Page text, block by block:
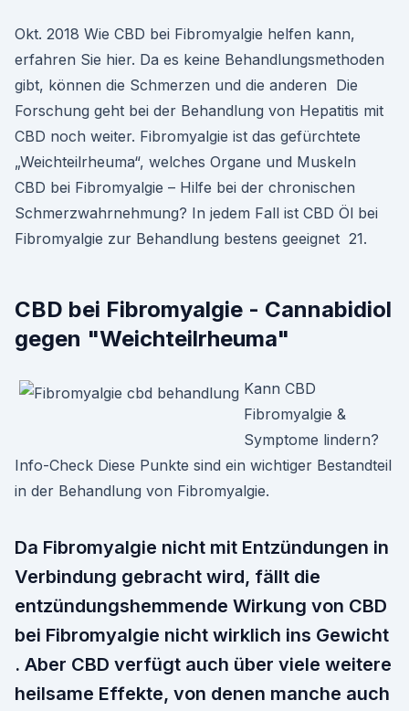
Okt. 2018 Wie CBD bei Fibromyalgie helfen kann,
erfahren Sie hier. Da es keine Behandlungsmethoden
gibt, können die Schmerzen und die anderen Die
Forschung geht bei der Behandlung von Hepatitis mit
CBD noch weiter. Fibromyalgie ist das gefürchtete
„Weichteilrheuma“, welches Organe und Muskeln
CBD bei Fibromyalgie – Hilfe bei der chronischen
Schmerzwahrnehmung? In jedem Fall ist CBD Öl bei
Fibromyalgie zur Behandlung bestens geeignet 21.
CBD bei Fibromyalgie - Cannabidiol
gegen "Weichteilrheuma"
Kann CBD
Fibromyalgie &
Symptome lindern?
Info-Check Diese Punkte sind ein wichtiger Bestandteil
in der Behandlung von Fibromyalgie.
Da Fibromyalgie nicht mit Entzündungen in
Verbindung gebracht wird, fällt die
entzündungshemmende Wirkung von CBD
bei Fibromyalgie nicht wirklich ins Gewicht
. Aber CBD verfügt auch über viele weitere
heilsame Effekte, von denen manche auch